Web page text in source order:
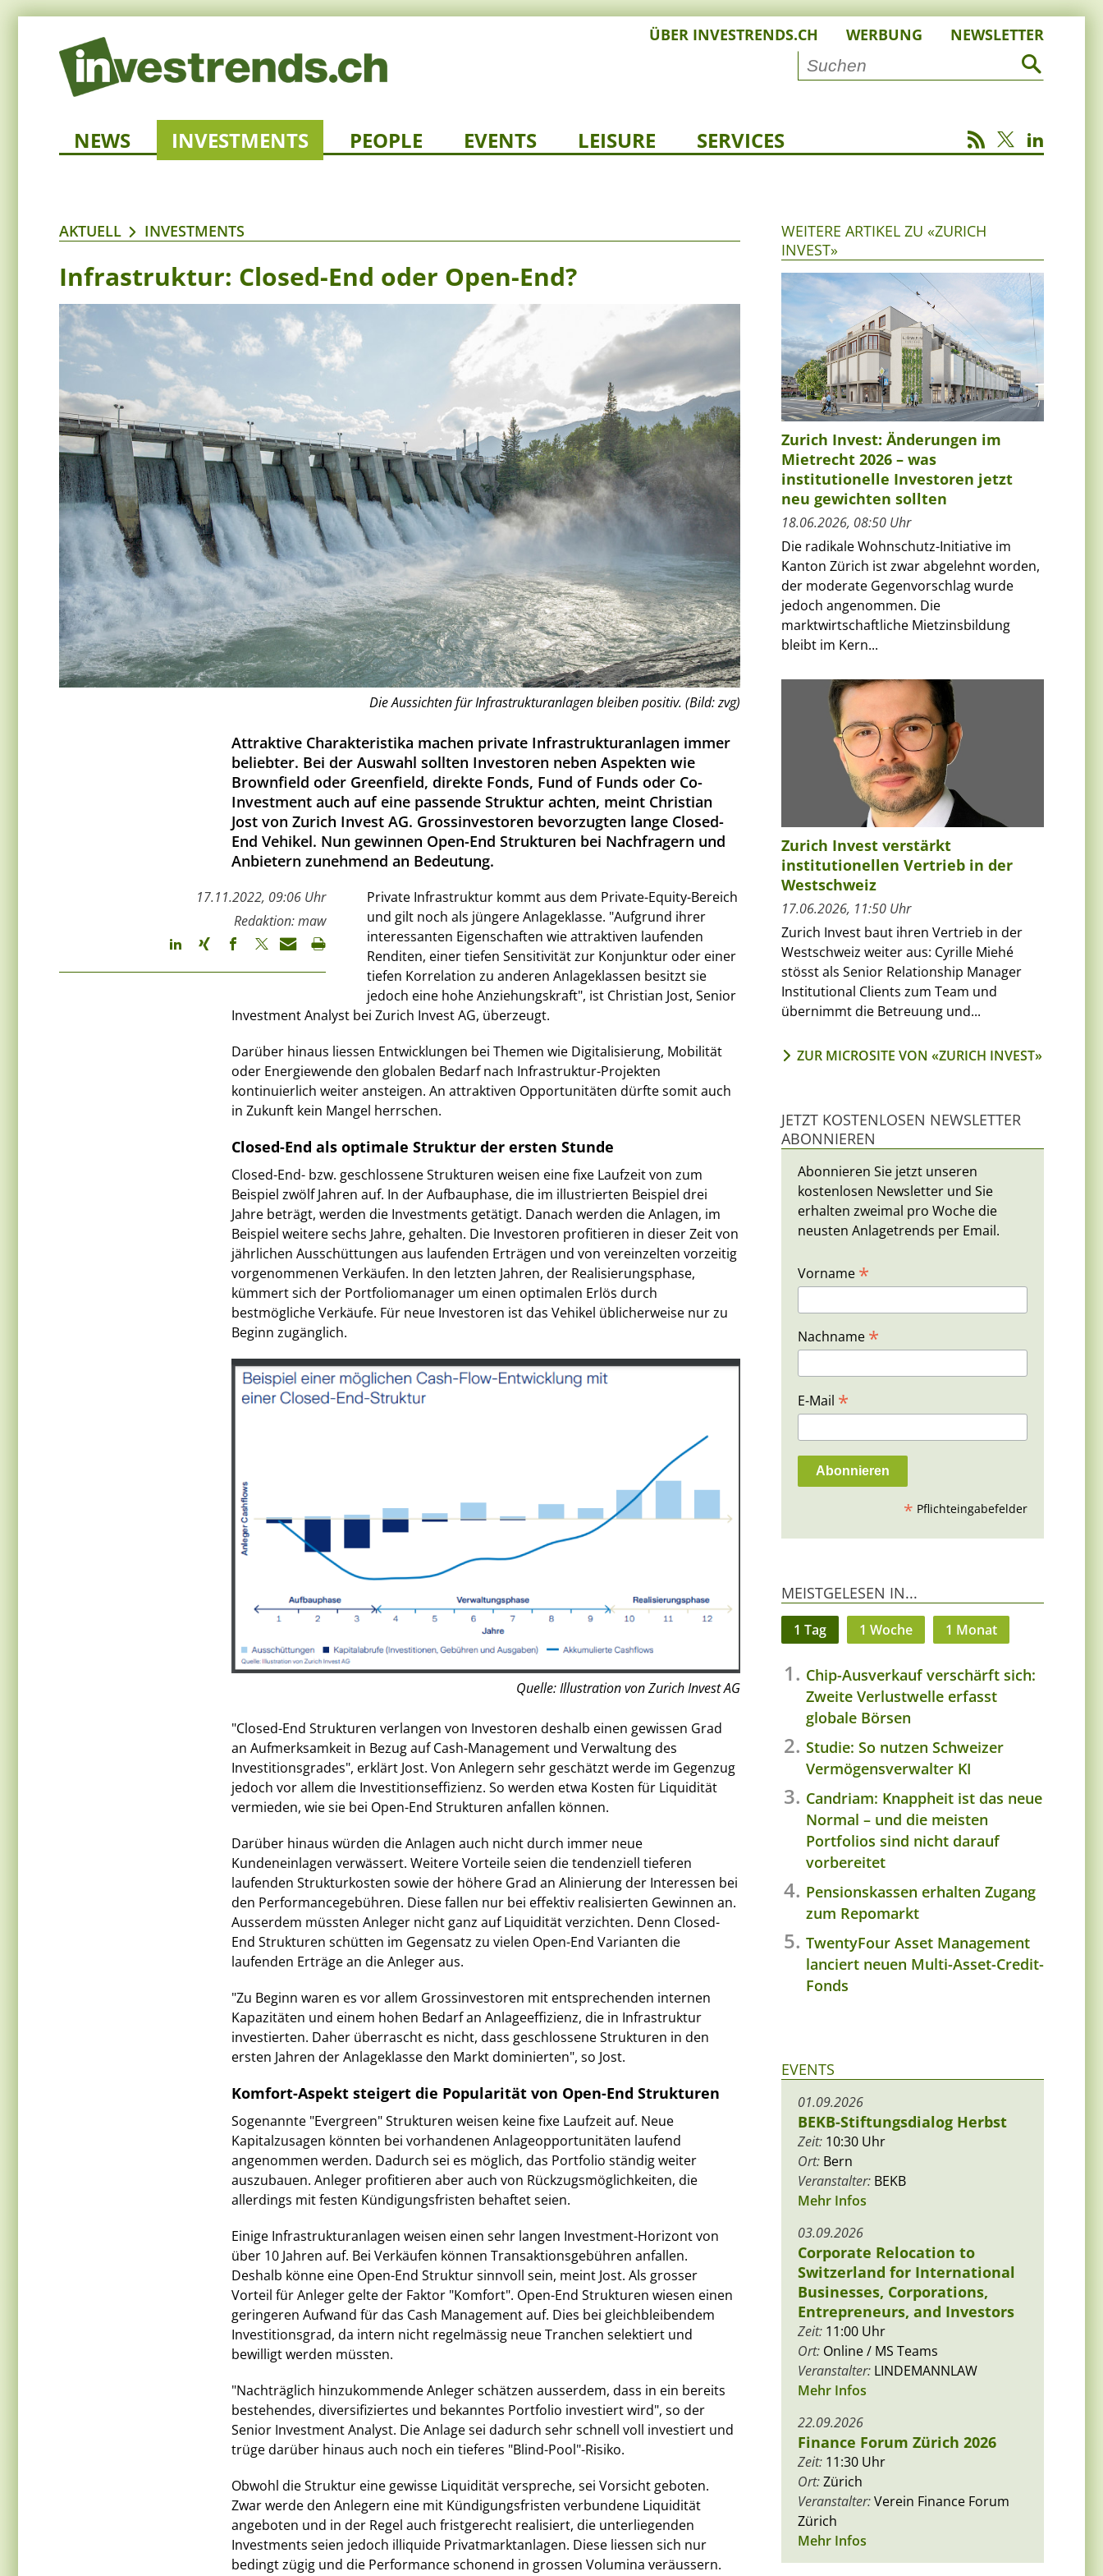
ÜBER INVESTRENDS.CH WERBUNG NEWSLETTER
NEWS INVESTMENTS PEOPLE EVENTS LEISURE SERVICES
AKTUELL INVESTMENTS
Infrastruktur: Closed-End oder Open-End?
Die Aussichten für Infrastrukturanlagen bleiben positiv. (Bild: zvg)
Attraktive Charakteristika machen private Infrastrukturanlagen immer
beliebter. Bei der Auswahl sollten Investoren neben Aspekten wie
Brownfield oder Greenfield, direkte Fonds, Fund of Funds oder Co-
Investment auch auf eine passende Struktur achten, meint Christian
Jost von Zurich Invest AG. Grossinvestoren bevorzugten lange Closed-
End Vehikel. Nun gewinnen Open-End Strukturen bei Nachfragern und
Anbietern zunehmend an Bedeutung.
17.11.2022, 09:06 Uhr
Redaktion: maw
Private Infrastruktur kommt aus dem Private-Equity-Bereich
und gilt noch als jüngere Anlageklasse. "Aufgrund ihrer
interessanten Eigenschaften wie attraktiven laufenden
Renditen, einer tiefen Sensitivität zur Konjunktur oder einer
tiefen Korrelation zu anderen Anlageklassen besitzt sie
jedoch eine hohe Anziehungskraft", ist Christian Jost, Senior
Investment Analyst bei Zurich Invest AG, überzeugt.
Darüber hinaus liessen Entwicklungen bei Themen wie Digitalisierung, Mobilität
oder Energiewende den globalen Bedarf nach Infrastruktur-Projekten
kontinuierlich weiter ansteigen. An attraktiven Opportunitäten dürfte somit auch
in Zukunft kein Mangel herrschen.
Closed-End als optimale Struktur der ersten Stunde
Closed-End- bzw. geschlossene Strukturen weisen eine fixe Laufzeit von zum
Beispiel zwölf Jahren auf. In der Aufbauphase, die im illustrierten Beispiel drei
Jahre beträgt, werden die Investments getätigt. Danach werden die Anlagen, im
Beispiel weitere sechs Jahre, gehalten. Die Investoren profitieren in dieser Zeit von
jährlichen Ausschüttungen aus laufenden Erträgen und von vereinzelten vorzeitig
vorgenommenen Verkäufen. In den letzten Jahren, der Realisierungsphase,
kümmert sich der Portfoliomanager um einen optimalen Erlös durch
bestmögliche Verkäufe. Für neue Investoren ist das Vehikel üblicherweise nur zu
Beginn zugänglich.
Quelle: Illustration von Zurich Invest AG
"Closed-End Strukturen verlangen von Investoren deshalb einen gewissen Grad
an Aufmerksamkeit in Bezug auf Cash-Management und Verwaltung des
Investitionsgrades", erklärt Jost. Von Anlegern sehr geschätzt werde im Gegenzug
jedoch vor allem die Investitionseffizienz. So werden etwa Kosten für Liquidität
vermieden, wie sie bei Open-End Strukturen anfallen können.
Darüber hinaus würden die Anlagen auch nicht durch immer neue
Kundeneinlagen verwässert. Weitere Vorteile seien die tendenziell tieferen
laufenden Strukturkosten sowie der höhere Grad an Alinierung der Interessen bei
den Performancegebühren. Diese fallen nur bei effektiv realisierten Gewinnen an.
Ausserdem müssten Anleger nicht ganz auf Liquidität verzichten. Denn Closed-
End Strukturen schütten im Gegensatz zu vielen Open-End Varianten die
laufenden Erträge an die Anleger aus.
"Zu Beginn waren es vor allem Grossinvestoren mit entsprechenden internen
Kapazitäten und einem hohen Bedarf an Anlageeffizienz, die in Infrastruktur
investierten. Daher überrascht es nicht, dass geschlossene Strukturen in den
ersten Jahren der Anlageklasse den Markt dominierten", so Jost.
Komfort-Aspekt steigert die Popularität von Open-End Strukturen
Sogenannte "Evergreen" Strukturen weisen keine fixe Laufzeit auf. Neue
Kapitalzusagen könnten bei vorhandenen Anlageopportunitäten laufend
angenommen werden. Dadurch sei es möglich, das Portfolio ständig weiter
auszubauen. Anleger profitieren aber auch von Rückzugsmöglichkeiten, die
allerdings mit festen Kündigungsfristen behaftet seien.
Einige Infrastrukturanlagen weisen einen sehr langen Investment-Horizont von
über 10 Jahren auf. Bei Verkäufen können Transaktionsgebühren anfallen.
Deshalb könne eine Open-End Struktur sinnvoll sein, meint Jost. Als grosser
Vorteil für Anleger gelte der Faktor "Komfort". Open-End Strukturen wiesen einen
geringeren Aufwand für das Cash Management auf. Dies bei gleichbleibendem
Investitionsgrad, da intern nicht regelmässig neue Tranchen selektiert und
bewilligt werden müssten.
"Nachträglich hinzukommende Anleger schätzen ausserdem, dass in ein bereits
bestehendes, diversifiziertes und bekanntes Portfolio investiert wird", so der
Senior Investment Analyst. Die Anlage sei dadurch sehr schnell voll investiert und
trüge darüber hinaus auch noch ein tieferes "Blind-Pool"-Risiko.
Obwohl die Struktur eine gewisse Liquidität verspreche, sei Vorsicht geboten.
Zwar werde den Anlegern eine mit Kündigungsfristen verbundene Liquidität
angeboten und in der Regel auch fristgerecht realisiert, die unterliegenden
Investments seien jedoch illiquide Privatmarktanlagen. Diese liessen sich nur
bedingt zügig und die Performance schonend in grossen Volumina veräussern.
WEITERE ARTIKEL ZU «ZURICH
INVEST»
Zurich Invest: Änderungen im
Mietrecht 2026 – was
institutionelle Investoren jetzt
neu gewichten sollten
18.06.2026, 08:50 Uhr
Die radikale Wohnschutz-Initiative im
Kanton Zürich ist zwar abgelehnt worden,
der moderate Gegenvorschlag wurde
jedoch angenommen. Die
marktwirtschaftliche Mietzinsbildung
bleibt im Kern...
Zurich Invest verstärkt
institutionellen Vertrieb in der
Westschweiz
17.06.2026, 11:50 Uhr
Zurich Invest baut ihren Vertrieb in der
Westschweiz weiter aus: Cyrille Miehé
stösst als Senior Relationship Manager
Institutional Clients zum Team und
übernimmt die Betreuung und...
ZUR MICROSITE VON «ZURICH INVEST»
JETZT KOSTENLOSEN NEWSLETTER
ABONNIEREN
Abonnieren Sie jetzt unseren
kostenlosen Newsletter und Sie
erhalten zweimal pro Woche die
neusten Anlagetrends per Email.
Vorname *
Nachname *
E-Mail *
* Pflichteingabefelder
MEISTGELESEN IN...
1 Tag 1 Woche 1 Monat
Chip-Ausverkauf verschärft sich:
Zweite Verlustwelle erfasst
globale Börsen
Studie: So nutzen Schweizer
Vermögensverwalter KI
Candriam: Knappheit ist das neue
Normal – und die meisten
Portfolios sind nicht darauf
vorbereitet
Pensionskassen erhalten Zugang
zum Repomarkt
TwentyFour Asset Management
lanciert neuen Multi-Asset-Credit-
Fonds
EVENTS
01.09.2026
BEKB-Stiftungsdialog Herbst
Zeit: 10:30 Uhr
Ort: Bern
Veranstalter: BEKB
Mehr Infos
03.09.2026
Corporate Relocation to
Switzerland for International
Businesses, Corporations,
Entrepreneurs, and Investors
Zeit: 11:00 Uhr
Ort: Online / MS Teams
Veranstalter: LINDEMANNLAW
Mehr Infos
22.09.2026
Finance Forum Zürich 2026
Zeit: 11:30 Uhr
Ort:Zürich
Veranstalter:Verein Finance Forum
Zürich
Mehr Infos